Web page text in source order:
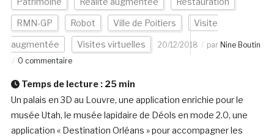
RMN-GP Robot Ville de Poitiers Visite
augmentée Visites virtuelles 20/12/2018 par Nine Boutin
0 commentaire
Temps de lecture : 25 min
Un palais en 3D au Louvre, une application enrichie pour le
musée Utah, le musée lapidaire de Déols en mode 2.0, une
application « Destination Orléans » pour accompagner les